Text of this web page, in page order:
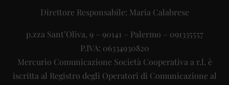
Direttore Responsabile: Maria Calabrese
p.zza Sant’Oliva, 9 – 90141 – Palermo – 091335557
P.IVA: 06334930820
Mercurio Comunicazione Società Cooperativa a r.l. è
iscritta al Registro degli Operatori di Comunicazione al